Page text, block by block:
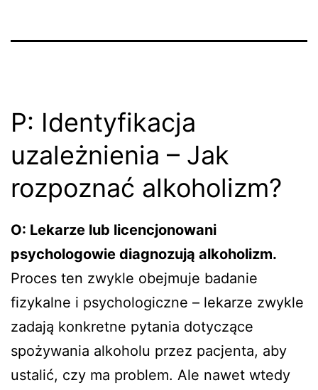
P: Identyfikacja
uzależnienia – Jak
rozpoznać alkoholizm?
O: Lekarze lub licencjonowani
psychologowie diagnozują alkoholizm.
Proces ten zwykle obejmuje badanie
fizykalne i psychologiczne – lekarze zwykle
zadają konkretne pytania dotyczące
spożywania alkoholu przez pacjenta, aby
ustalić, czy ma problem. Ale nawet wtedy